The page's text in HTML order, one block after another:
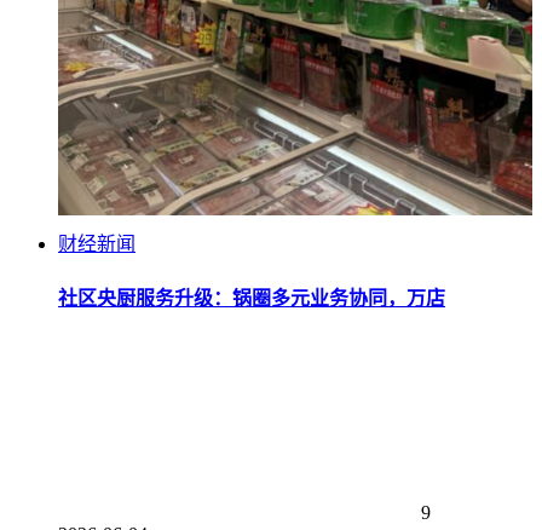
财经新闻
社区央厨服务升级：锅圈多元业务协同，万店
9